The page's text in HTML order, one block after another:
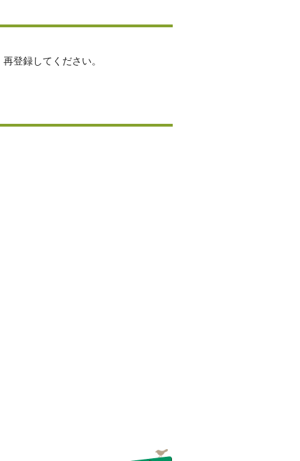
登録してください。